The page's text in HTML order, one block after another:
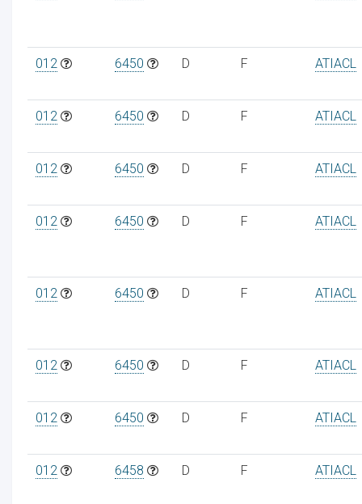
012 6450 D F ATIACL
012 6450 D F ATIACL
012 6450 D F ATIACL
012 6450 D F ATIACL
012 6450 D F ATIACL
012 6450 D F ATIACL
012 6450 D F ATIACL
012 6458 D F ATIACL